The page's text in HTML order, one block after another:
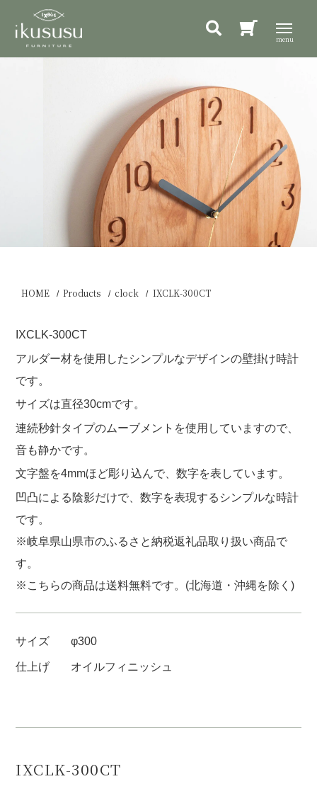
HOME Products clock IXCLK-300CT
IXCLK-300CT
アルダー材を使用したシンプルなデザインの壁掛け時計
です。
サイズは直径30cmです。
連続秒針タイプのムーブメントを使用していますので、
音も静かです。
文字盤を4mmほど彫り込んで、数字を表しています。
凹凸による陰影だけで、数字を表現するシンプルな時計
です。
※岐阜県山県市のふるさと納税返礼品取り扱い商品で
す。
※こちらの商品は送料無料です。(北海道・沖縄を除く)
サイズ φ300
仕上げ オイルフィニッシュ
IXCLK-300CT